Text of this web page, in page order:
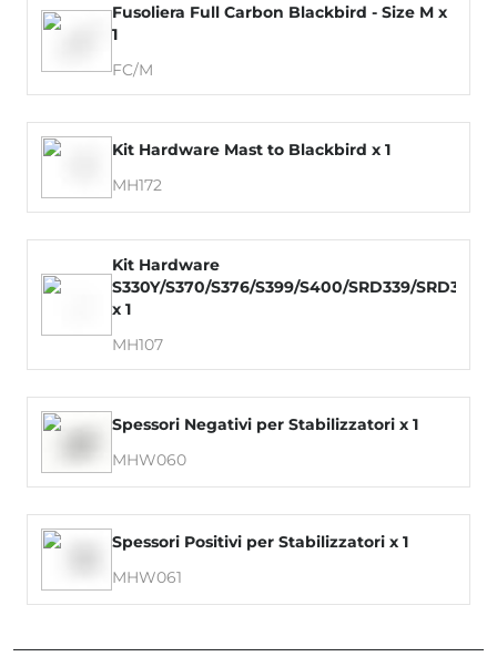
Fusoliera Full Carbon Blackbird - Size M x
1
FC/M
Kit Hardware Mast to Blackbird x 1
MH172
Kit Hardware
S330Y/S370/S376/S399/S400/SRD339/SRD379
x 1
MH107
Spessori Negativi per Stabilizzatori x 1
MHW060
Spessori Positivi per Stabilizzatori x 1
MHW061